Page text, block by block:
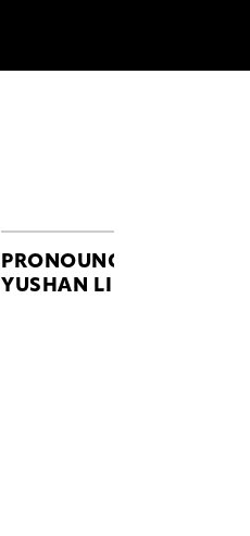
PRONOUNCE
YUSHAN LI & JUN ZHOU